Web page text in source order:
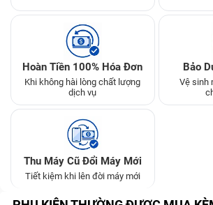
Hoàn Tiền 100% Hóa Đơn
Khi không hài lòng chất lượng
dịch vụ
Bảo
Vệ sinh
Thu Máy Cũ Đổi Máy Mới
Tiết kiệm khi lên đời máy mới